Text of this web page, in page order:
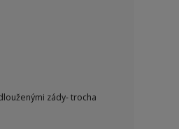
zády- trocha